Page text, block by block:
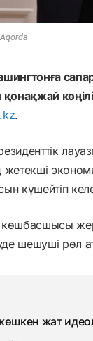
.
күшейтіп
жер
шешуші рөл
жат